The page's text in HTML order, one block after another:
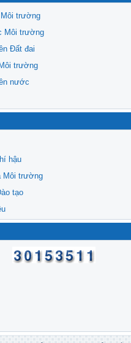
trường
Môi trường
Đất đai
trường
nước
hậu
Môi trường
tạo